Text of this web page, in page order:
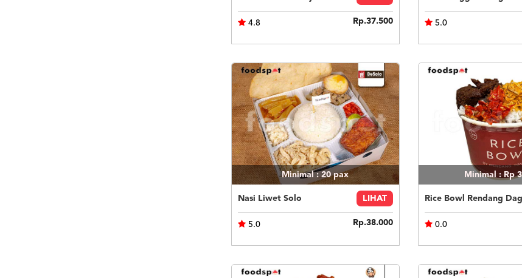
4.8 Rp.37.500 5.0
Minimal : 20pax
Nasi Liwet Solo LIHAT
5.0 Rp.38.000
Minimal : Rp
0.0